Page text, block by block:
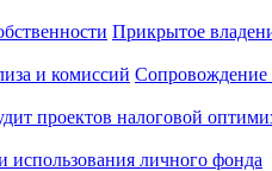
Прикрытое
и комиссий Сопровождение
проектов налоговой
использования личного фонда